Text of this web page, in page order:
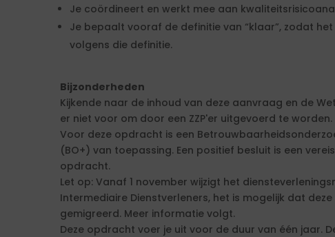
Je coördineert en werkt mee aan
Je bepaalt vooraf de definitie van “klaar”, zodat
volgens die definitie.
Bijzonderheden
Kijkende naar de inhoud van deze aanvraag en de
er niet voor om door een ZZP'er uitgevoerd te worden.
Voor deze opdracht is een
(BO+) van toepassing. Een positief besluit is een
opdracht.
Let op: Vanaf 1 november wijzigt het
Intermediaire Dienstverleners, het is mogelijk dat
gemigreerd. Meer informatie volgt.
Deze opdracht voer je uit voor de duur van één jaar.